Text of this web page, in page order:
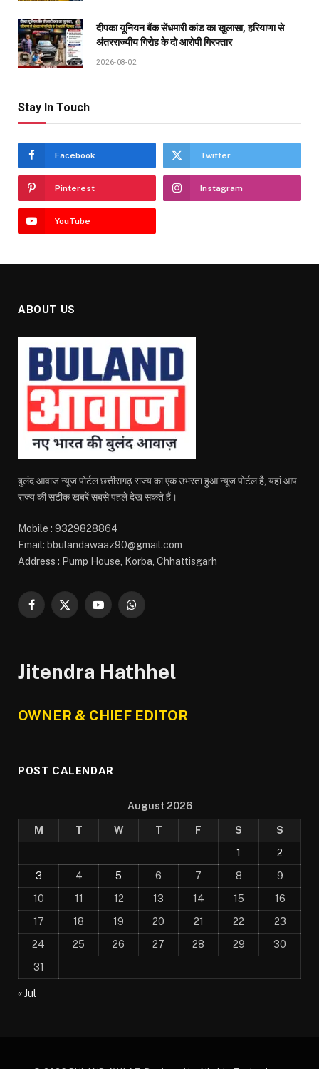
दीपका यूनियन बैंक सेंधमारी कांड का खुलासा, हरियाणा से
अंतरराज्यीय गिरोह के दो आरोपी गिरफ्तार
2026-08-02
Stay In Touch
Facebook Twitter
Pinterest Instagram
YouTube
ABOUT US
बुलंद आवाज न्यूज पोर्टल छत्तीसगढ़ राज्य का एक उभरता हुआ न्यूज पोर्टल है, यहां आप
राज्य की सटीक खबरें सबसे पहले देख सकते हैं।
Mobile : 9329828864
Email: bbulandawaaz90@gmail.com
Address : Pump House, Korba, Chhattisgarh
Facebook
X
YouTubeWhatsApp
Jitendra Hathhel
OWNER & CHIEF EDITOR
POST CALENDAR
August 2026
M T W T F S
S
1
2
3
4 5 6 7 8
9
10
11 12 13 14 15
16
17
18 19 20 21 22
23
24
25 26 27 28 29
30
31
« Jul